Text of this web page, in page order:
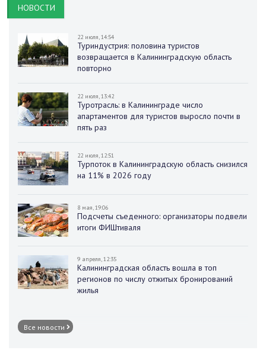
НОВОСТИ
22 июля, 14:54
Туриндустрия: половина туристов
возвращается в Калининградскую область
повторно
22 июля, 13:42
Туротрасль: в Калининграде число
апартаментов для туристов выросло почти в
пять раз
22 июля, 12:51
Турпоток в Калининградскую область снизился
на 11% в 2026 году
8 мая, 19:06
Подсчеты съеденного: организаторы подвели
итоги ФИШтиваля
9 апреля, 12:35
Калининградская область вошла в топ
регионов по числу отжитых бронирований
жилья
Все новости